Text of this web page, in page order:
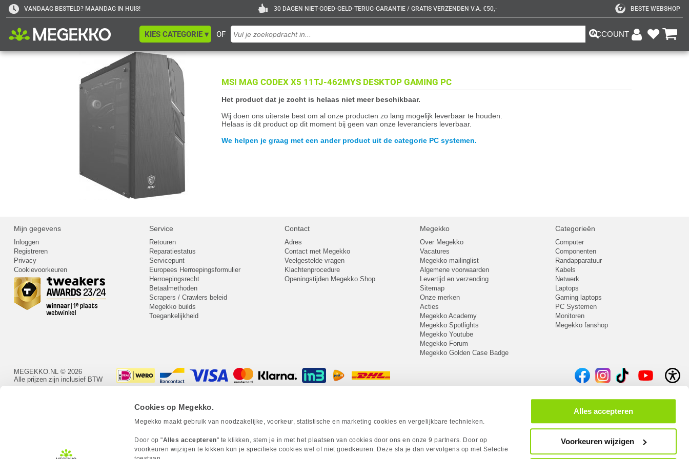
Cookies op Megekko.
Megekko maakt gebruik van noodzakelijke, voorkeur, statistische en marketing cookies en vergelijkbare technieken.
Door op "Alles accepteren" te klikken, stem je in met het plaatsen van cookies door ons en onze 9 partners. Door op
voorkeuren wijzigen te kikken kun je specifieke cookies wel of niet goedkeuren. Deze sla je dan vervolgens op met Selectie
Alles accepteren
Voorkeuren wijzigen
VANDAAG BESTELD? MAANDAG IN HUIS! 30 DAGEN NIET-GOED-GELD-TERUG-GARANTIE / GRATIS VERZENDEN V.A. €50,- BESTE WEBSHOP
OF
KIES CATEGORIE ▾ ACCOUNT
MSI MAG CODEX X5 11TJ-462MYS DESKTOP GAMING PC
Het product dat je zocht is helaas niet meer beschikbaar.
Wij doen ons uiterste best om al onze producten zo lang mogelijk leverbaar te houden.
Helaas is dit product op dit moment bij geen van onze leveranciers leverbaar.
We helpen je graag met een ander product uit de categorie PC systemen.
Mijn gegevens
Inloggen
Registreren
Privacy
Cookievoorkeuren
Service
Retouren
Reparatiestatus
Servicepunt
Europees Herroepingsformulier
Herroepingsrecht
Betaalmethoden
Scrapers / Crawlers beleid
Megekko builds
Toegankelijkheid
Contact
Adres
Contact met Megekko
Veelgestelde vragen
Klachtenprocedure
Openingstijden Megekko Shop
Megekko
Over Megekko
Vacatures
Megekko mailinglist
Algemene voorwaarden
Levertijd en verzending
Sitemap
Onze merken
Acties
Megekko Academy
Megekko Spotlights
Megekko Youtube
Megekko Forum
Megekko Golden Case Badge
Categorieën
Computer
Componenten
Randapparatuur
Kabels
Netwerk
Laptops
Gaming laptops
PC Systemen
Monitoren
Megekko fanshop
MEGEKKO.NL © 2026
Alle prijzen zijn inclusief BTW